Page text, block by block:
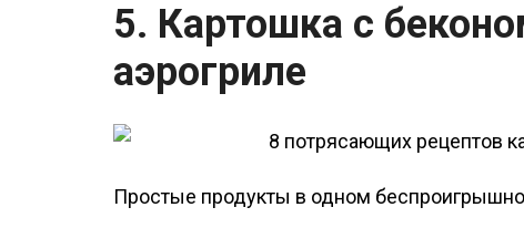
5. Картошка с
аэрогриле
Простые продукты в одном